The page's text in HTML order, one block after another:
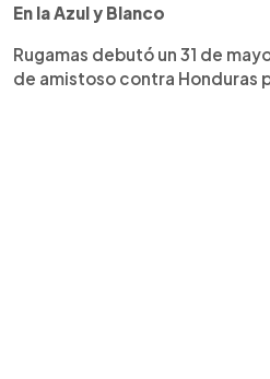
En la Azul y Blanco
Rugamas debutó un 31 de
de amistoso contra Honduras